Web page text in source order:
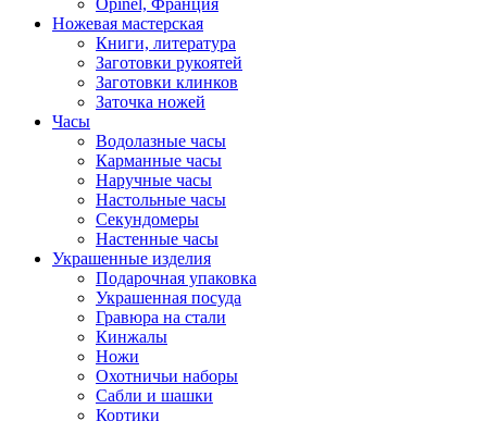
Opinel, Франция
Ножевая мастерская
Книги, литература
Заготовки рукоятей
Заготовки клинков
Заточка ножей
Часы
Водолазные часы
Карманные часы
Наручные часы
Настольные часы
Секундомеры
Настенные часы
Украшенные изделия
Подарочная упаковка
Украшенная посуда
Гравюра на стали
Кинжалы
Ножи
Охотничьи наборы
Сабли и шашки
Кортики